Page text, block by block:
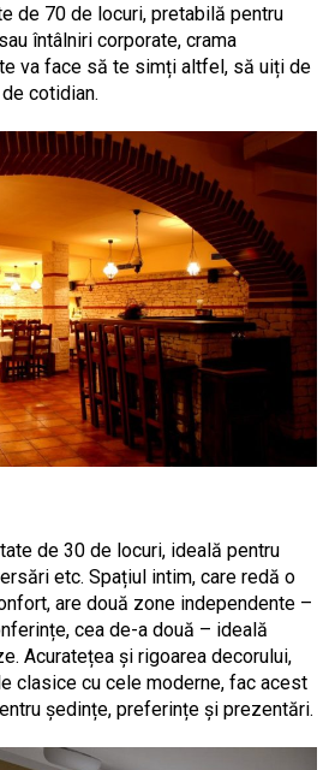
de 70 de locuri, pretabilă pentru
întâlniri corporate, crama
va face să te simți altfel, să uiți de
cotidian.
de 30 de locuri, ideală pentru
etc. Spațiul intim, care redă o
are două zone independente –
cea de-a două – ideală
Acuratețea și rigoarea decorului,
clasice cu cele moderne, fac acest
ședințe, preferințe și prezentări.